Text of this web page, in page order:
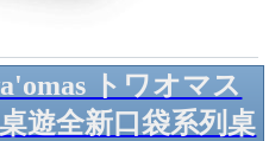
トワオマス
遊全新口袋系列桌